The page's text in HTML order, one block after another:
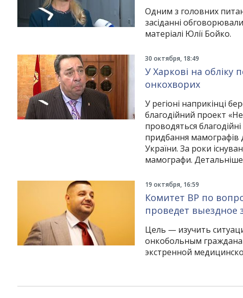
Одним з головних
засіданні
матеріалі Юлії Бойко.
30 октября, 18:49
У Харкові на обліку
онкохворих
У регіоні наприкінці
благодійний проект
проводяться
придбання мамографів
України. За роки
мамографи.
19 октября, 16:59
Комитет ВР по
проведет выездное
Цель — изучить
онкобольным
экстренной